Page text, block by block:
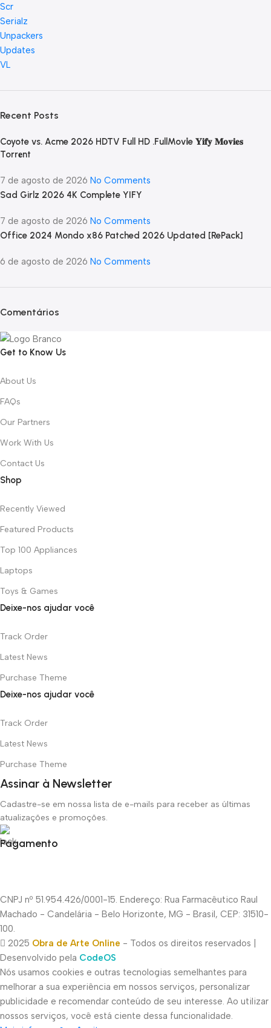
Scr
Serialz
Unpackers
Updates
VL
Recent Posts
Coyote vs. Acme 2026 HDTV Full HD .FullMov𝗂e 𝐘𝐢𝐟𝐲 𝐌𝐨𝐯𝐢𝐞𝐬
Torr𝐞nt
7 de agosto de 2026 No Comments
Sad Girlz 2026 4K Complete YIFY
7 de agosto de 2026 No Comments
Office 2024 Mondo x86 Patched 2026 Updated [RePаck]
6 de agosto de 2026 No Comments
Comentários
Get to Know Us
About Us
FAQs
Our Partners
Work With Us
Contact Us
Shop
Recently Viewed
Featured Products
Top 100 Appliances
Laptops
Toys & Games
Deixe-nos ajudar você
Track Order
Latest News
Purchase Theme
Deixe-nos ajudar você
Track Order
Latest News
Purchase Theme
Assinar à Newsletter
Cadastre-se em nossa lista de e-mails para receber as últimas
atualizações e promoções.
Pagamento
CNPJ nº 51.954.426/0001-15. Endereço: Rua Farmacêutico Raul
Machado - Candelária - Belo Horizonte, MG - Brasil, CEP: 31510-
100.
2025 Obra de Arte Online - Todos os direitos reservados |
Desenvolvido pela CodeOS
Nós usamos cookies e outras tecnologias semelhantes para
melhorar a sua experiência em nossos serviços, personalizar
publicidade e recomendar conteúdo de seu interesse. Ao utilizar
nossos serviços, você está ciente dessa funcionalidade.